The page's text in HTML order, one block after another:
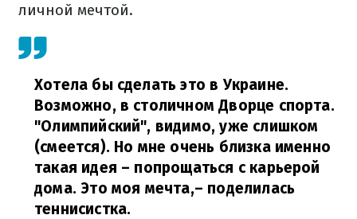
личной мечтой.
Хотела бы сделать это в Украине.
Возможно, в столичном Дворце спорта.
"Олимпийский", видимо, уже слишком
(смеется). Но мне очень близка именно
такая идея – попрощаться с карьерой
дома. Это моя мечта,– поделилась
теннисистка.